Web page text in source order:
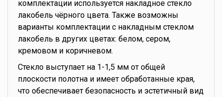
комплектации используется накладное стекло
лакобель чёрного цвета. Также возможны
варианты комплектации с накладным стеклом
лакобель в других цветах: белом, сером,
кремовом и коричневом.
Стекло выступает на 1-1,5 мм от общей
плоскости полотна и имеет обработанные края,
что обеспечивает безопасность и эстетичный вид